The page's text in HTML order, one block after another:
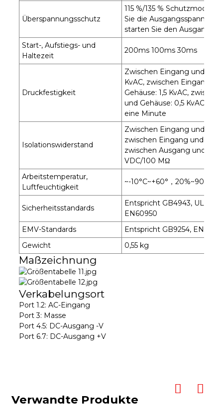
Überspannungsschutz
115 %/135 % Schutzmodus:
Sie die Ausgangsspannung
starten Sie den Ausgang
Start-, Aufstiegs- und
Haltezeit
200ms 100ms 30ms
Druckfestigkeit
Zwischen Eingang und
KvAC, zwischen Eingang
Gehäuse: 1,5 KvAC,
und Gehäuse: 0,5 KvAC
eine Minute
Isolationswiderstand
Zwischen Eingang und
zwischen Eingang und
zwischen Ausgang und
VDC/100 MΩ
Arbeitstemperatur,
Luftfeuchtigkeit
~-10°C~+60°，20%~90%RH
Sicherheitsstandards
Entspricht GB4943,
EN60950
EMV-Standards
Entspricht GB9254,
Gewicht
0,55 kg
Maßzeichnung
Verkabelungsort
Port 1.2: AC-Eingang
Port 3: Masse
Port 4.5: DC-Ausgang -V
Port 6.7: DC-Ausgang +V
Verwandte Produkte